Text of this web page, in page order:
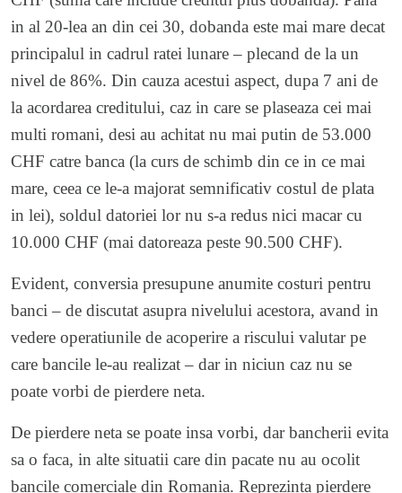
in al 20-lea an din cei 30, dobanda este mai mare decat
principalul in cadrul ratei lunare – plecand de la un
nivel de 86%. Din cauza acestui aspect, dupa 7 ani de
la acordarea creditului, caz in care se plaseaza cei mai
multi romani, desi au achitat nu mai putin de 53.000
CHF catre banca (la curs de schimb din ce in ce mai
mare, ceea ce le-a majorat semnificativ costul de plata
in lei), soldul datoriei lor nu s-a redus nici macar cu
10.000 CHF (mai datoreaza peste 90.500 CHF).
Evident, conversia presupune anumite costuri pentru
banci – de discutat asupra nivelului acestora, avand in
vedere operatiunile de acoperire a riscului valutar pe
care bancile le-au realizat – dar in niciun caz nu se
poate vorbi de pierdere neta.
De pierdere neta se poate insa vorbi, dar bancherii evita
sa o faca, in alte situatii care din pacate nu au ocolit
bancile comerciale din Romania. Reprezinta pierdere